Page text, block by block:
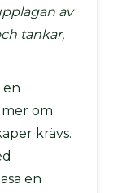
av
tankar,
en
om
krävs.
en